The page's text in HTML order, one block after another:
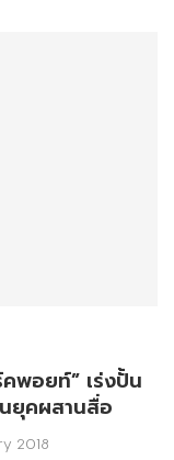
คพอยท์” เร่งปั้น
ยุคผสานสื่อ
2018